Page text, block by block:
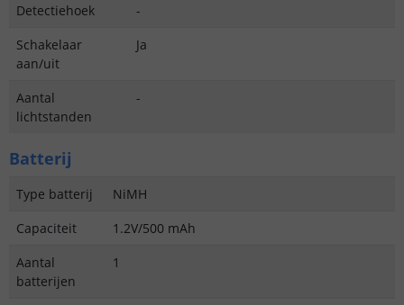
Detectiehoek
-
Schakelaar
aan/uit
Ja
Aantal
lichtstanden
-
Batterij
Type batterij
NiMH
Capaciteit
1.2V/500 mAh
Aantal
batterijen
1